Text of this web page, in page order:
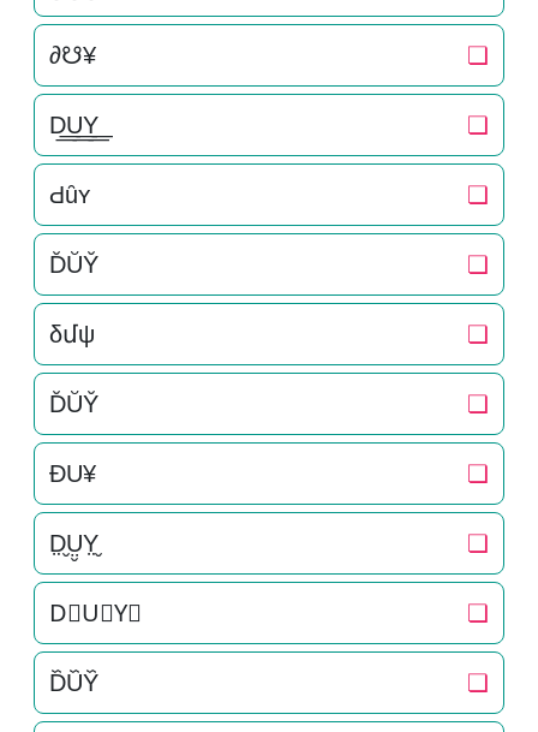
∂☋¥ ❏
D͟͟U͟͟Y͟͟ ❏
Ԁȗʏ ❏
D̆ŬY̆ ❏
δմψ ❏
D̆ŬY̆ ❏
ÐU¥ ❏
D̤̮Ṳ̮Y̤̮ ❏
D⃘U⃘Y⃘ ❏
D᷈U᷈Y᷈ ❏